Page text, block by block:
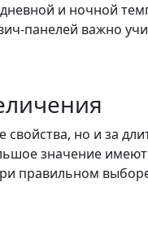
и ночной
панелей важно
но и за
значение имеют
правильном